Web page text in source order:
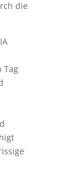
die
Tag